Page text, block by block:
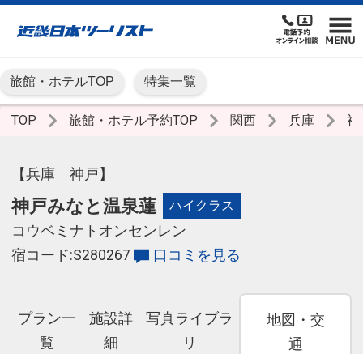
旅館・ホテルTOP 特集一覧
TOP 旅館・ホテル予約TOP 関西 兵庫
【兵庫 神戸】
神戸みなと温泉蓮 ハイクラス
コウベミナトオンセンレン
宿コード:S280267
口コミを見る
プラン一
覧
施設詳
細
写真ライブラ
リ
地図・交
通